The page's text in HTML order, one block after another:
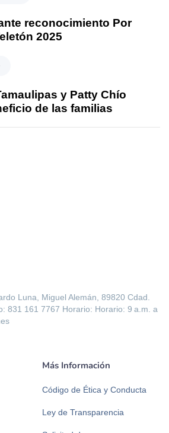
reconocimiento Por
2025
y Patty Chío
de las familias
Luna, Miguel Alemán, 89820 Cdad.
831 161 7767 Horario: Horario: 9 a.m. a
Más Información
Código de Ética y Conducta
Ley de Transparencia